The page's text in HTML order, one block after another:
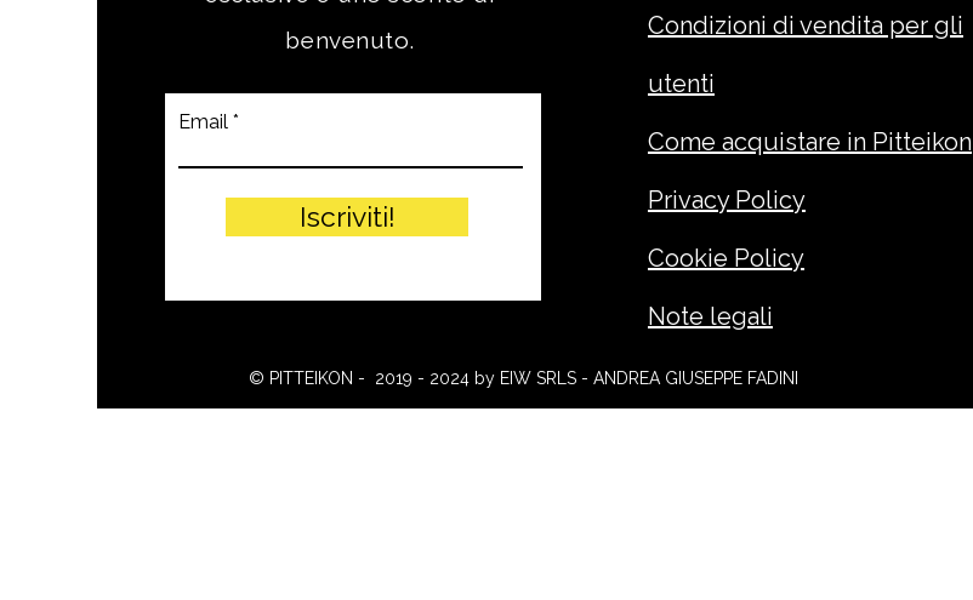
benvenuto.
Email
Iscriviti!
Condizioni di vendita per gli
utenti
Come acquistare in Pitteikon
Privacy Policy
Cookie Policy
Note legali
© PITTEIKON - 2019 - 2024 by EIW SRLS - ANDREA GIUSEPPE FADINI